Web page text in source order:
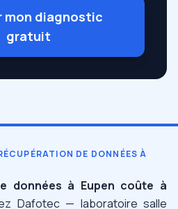
mon diagnostic
gratuit
DE DONNÉES À
données à Eupen coûte à
Dafotec — laboratoire salle